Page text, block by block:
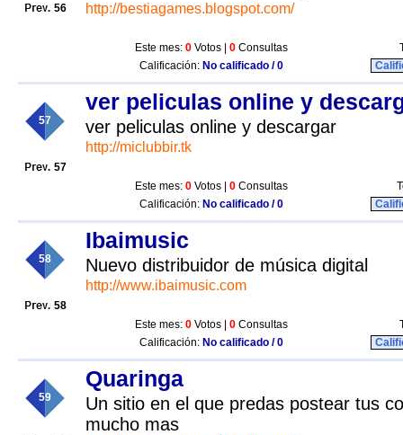
56 http://bestiagames.blogspot.com/
Este mes: 0 Votos | 0 Consultas
Calificación: No calificado / 0
57
57
ver peliculas online y
ver peliculas online y descargar
http://miclubbir.tk
Este mes: 0 Votos | 0 Consultas
Calificación: No calificado / 0
58
58
Ibaimusic
Nuevo distribuidor de música digital
http://www.ibaimusic.com
Este mes: 0 Votos | 0 Consultas
Calificación: No calificado / 0
59
Quaringa
Un sitio en el que predas postear tus
mucho mas